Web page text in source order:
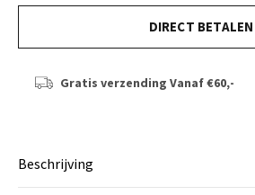
DIRECT BETALEN
Gratis verzending Vanaf €60,-
Beschrijving